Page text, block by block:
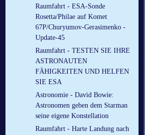
Raumfahrt - ESA-Sonde
Rosetta/Philae auf Komet
67P/Churyumov-Gerasimenko -
Update-45
Raumfahrt - TESTEN SIE IHRE
ASTRONAUTEN
FÄHIGKEITEN UND HELFEN
SIE ESA
Astronomie - David Bowie:
Astronomen geben dem Starman
seine eigene Konstellation
Raumfahrt - Harte Landung nach